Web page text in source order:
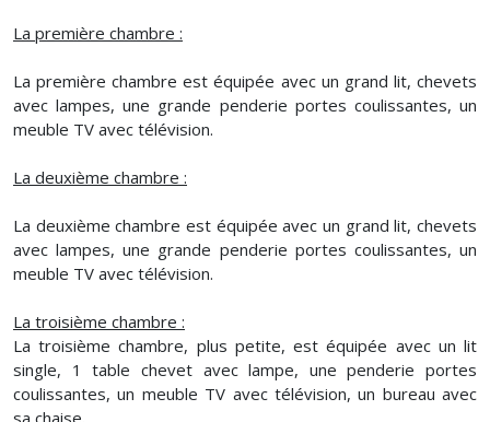
La première chambre :
La première chambre est équipée avec un grand lit, chevets
avec lampes, une grande penderie portes coulissantes, un
meuble TV avec télévision.
La deuxième chambre :
La deuxième chambre est équipée avec un grand lit, chevets
avec lampes, une grande penderie portes coulissantes, un
meuble TV avec télévision.
La troisième chambre :
La troisième chambre, plus petite, est équipée avec un lit
single, 1 table chevet avec lampe, une penderie portes
coulissantes, un meuble TV avec télévision, un bureau avec
sa chaise.